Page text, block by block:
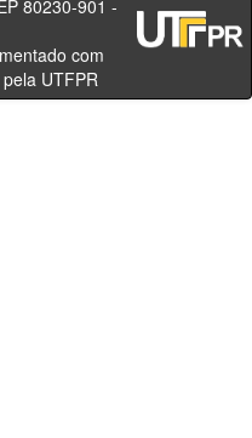
80230-901 -
- Brasil
com
UTFPR